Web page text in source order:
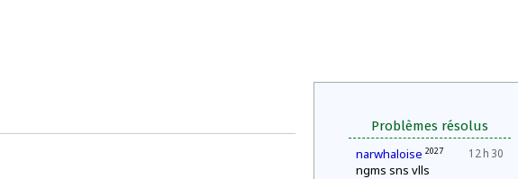
Problèmes résolus
12 h 30
narwhaloise 2027
ngms sns vlls